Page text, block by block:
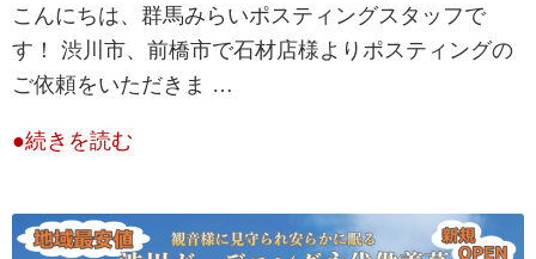
こんにちは、群馬みらいポスティングスタッフで
す！ 渋川市、前橋市で石材店様よりポスティングの
ご依頼をいただきま …
●続きを読む